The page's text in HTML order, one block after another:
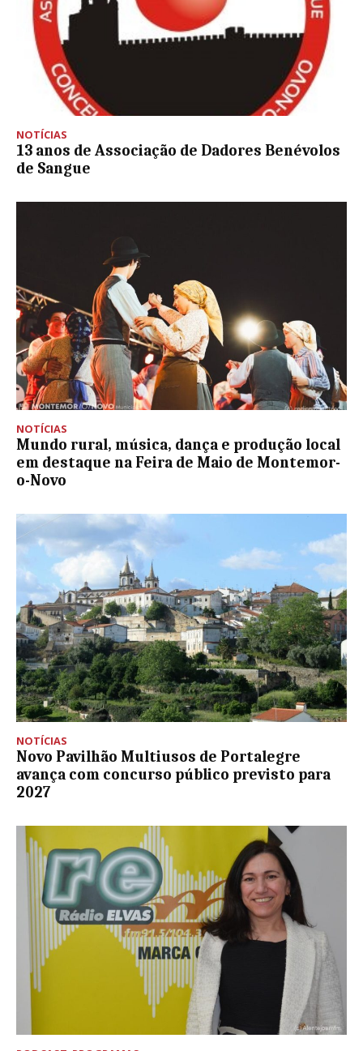
NOTÍCIAS
13 anos de Associação de Dadores Benévolos
de Sangue
NOTÍCIAS
Mundo rural, música, dança e produção local
em destaque na Feira de Maio de Montemor-
o-Novo
NOTÍCIAS
Novo Pavilhão Multiusos de Portalegre
avança com concurso público previsto para
2027